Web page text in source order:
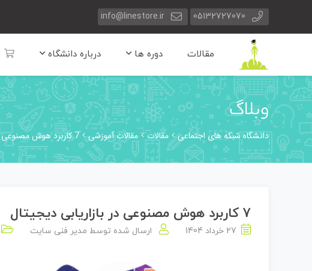
05132727070
info@linestore.ir
مقالات دوره ها درباره دانشگاه
وبلاگ
دانشگاه شبکه های اجتماعی مقالات مقالات آموزشی 7 کاربرد هوش مصنوعی در بازاریابی دیجیتال
7 کاربرد هوش مصنوعی در بازاریابی دیجیتال
27 خرداد 1404 ارسال شده توسط مدیر فنی سایت